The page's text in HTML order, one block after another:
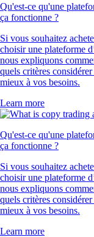
Qu'est-ce qu'une
ça fonctionne ?
Si vous souhaitez
choisir une plateforme
nous expliquons
quels critères
mieux à vos besoins.
Learn more
Qu'est-ce qu'une
ça fonctionne ?
Si vous souhaitez
choisir une plateforme
nous expliquons
quels critères
mieux à vos besoins.
Learn more